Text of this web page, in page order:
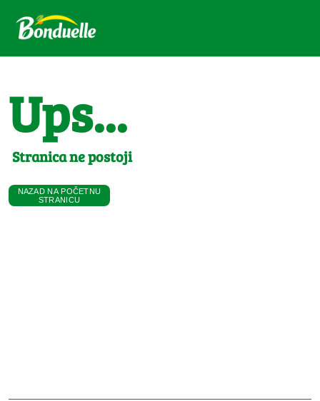
Ups...
Stranica ne postoji
NAZAD NA POČETNU
STRANICU